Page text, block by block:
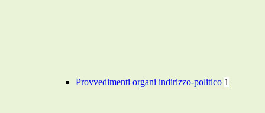
Provvedimenti organi indirizzo-politico 1